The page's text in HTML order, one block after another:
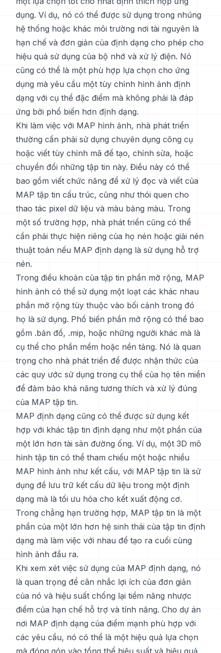
dụng. Ví dụ, nó có thể được sử dụng trong nhúng
hệ thống hoặc khác môi trường nơi tài nguyên là
hạn chế và đơn giản của định dạng cho phép cho
hiệu quả sử dụng của bộ nhớ và xử lý điện. Nó
cũng có thể là một phù hợp lựa chọn cho ứng
dụng mà yêu cầu một tùy chỉnh hình ảnh định
dạng với cụ thể đặc điểm mà không phải là đáp
ứng bởi phổ biến hơn định dạng.
Khi làm việc với MAP hình ảnh, nhà phát triển
thường cần phải sử dụng chuyên dụng công cụ
hoặc viết tùy chỉnh mã để tạo, chỉnh sửa, hoặc
chuyển đổi những tập tin này. Điều này có thể
bao gồm viết chức năng để xử lý đọc và viết của
MAP tập tin cấu trúc, cũng như thói quen cho
thao tác pixel dữ liệu và màu bảng màu. Trong
một số trường hợp, nhà phát triển cũng có thể
cần phải thực hiện riêng của họ nén hoặc giải nén
thuật toán nếu MAP định dạng là sử dụng hỗ trợ
nén.
Trong điều khoản của tập tin phần mở rộng, MAP
hình ảnh có thể sử dụng một loạt các khác nhau
phần mở rộng tùy thuộc vào bối cảnh trong đó
họ là sử dụng. Phổ biến phần mở rộng có thể bao
gồm .bản đồ, .mip, hoặc những người khác mà là
cụ thể cho phần mềm hoặc nền tảng. Nó là quan
trọng cho nhà phát triển để được nhận thức của
các quy ước sử dụng trong cụ thể của họ tên miền
để đảm bảo khả năng tương thích và xử lý đúng
của MAP tập tin.
MAP định dạng cũng có thể được sử dụng kết
hợp với khác tập tin định dạng như một phần của
một lớn hơn tài sản đường ống. Ví dụ, một 3D mô
hình tập tin có thể tham chiếu một hoặc nhiều
MAP hình ảnh như kết cấu, với MAP tập tin là sử
dụng để lưu trữ kết cấu dữ liệu trong một định
dạng mà là tối ưu hóa cho kết xuất động cơ.
Trong chẳng hạn trường hợp, MAP tập tin là một
phần của một lớn hơn hệ sinh thái của tập tin định
dạng mà làm việc với nhau để tạo ra cuối cùng
hình ảnh đầu ra.
Khi xem xét việc sử dụng của MAP định dạng, nó
là quan trọng để cân nhắc lợi ích của đơn giản
của nó và hiệu suất chống lại tiềm năng nhược
điểm của hạn chế hỗ trợ và tính năng. Cho dự án
nơi MAP định dạng của điểm mạnh phù hợp với
các yêu cầu, nó có thể là một hiệu quả lựa chọn
mà đóng góp vào tổng thể hiệu suất và hiệu quả